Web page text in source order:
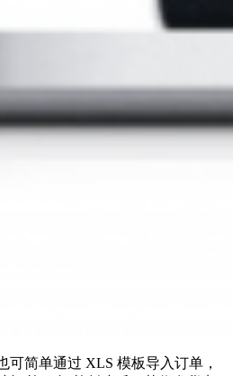
可简单通过 XLS 模板导入订单，